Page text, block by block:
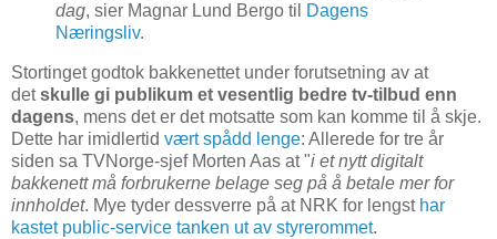
dag, sier Magnar Lund Bergo til
Dagens
Næringsliv.
Stortinget godtok bakkenettet under forutsetning av at
detskulle gi publikum et vesentlig bedre tv-tilbud enn
dagens, mens det er det motsatte som kan komme til å skje.
Dette har imidlertid vært spådd lenge: Allerede for tre år
siden sa TVNorge-sjef Morten Aas at "i et nytt digitalt
bakkenett må forbrukerne belage seg på å betale mer for
innholdet. Mye tyder dessverre på at NRK for lengst har
kastet public-service tanken ut av styrerommet.